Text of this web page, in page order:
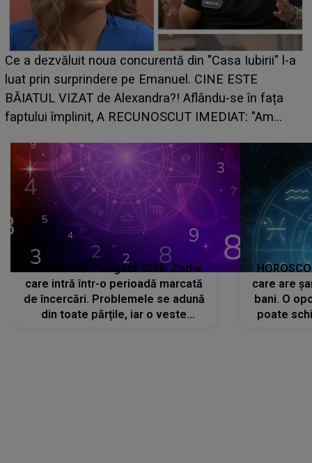
Ce a dezvăluit noua concurentă din "Casa Iubirii" l-a
luat prin surprindere pe Emanuel. CINE ESTE
BĂIATUL VIZAT de Alexandra?! Aflându-se în fața
faptului împlinit, A RECUNOSCUT IMEDIAT: "Am
HOROSCOP 7 august 2026. Zodia
care intră într-o perioadă marcată
de încercări. Problemele se adună
din toate părțile, iar o veste
care are
bani. O
poate